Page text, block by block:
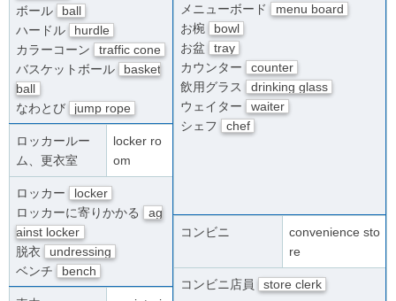
メニューボード
menu board
お椀
bowl
お盆
tray
カウンター
counter
飲用グラス
drinking glass
ウェイター
waiter
シェフ
chef
ボール
ball
ハードル
hurdle
カラーコーン
traffic cone
バスケットボール
basket
ball
なわとび
jump rope
ロッカールー
ム、更衣室
locker ro
om
ロッカー
locker
ロッカーに寄りかかる
ag
ainst locker
脱衣
undressing
ベンチ
bench
コンビニ
convenience sto
re
コンビニ店員
store clerk